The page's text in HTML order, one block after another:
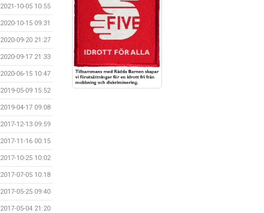
2021-10-05 10:55
2020-10-15 09:31
2020-09-20 21:27
2020-09-17 21:33
2020-06-15 10:47
2019-05-09 15:52
2019-04-17 09:08
2017-12-13 09:59
2017-11-16 00:15
2017-10-25 10:02
2017-07-05 10:18
2017-05-25 09:40
2017-05-04 21:20